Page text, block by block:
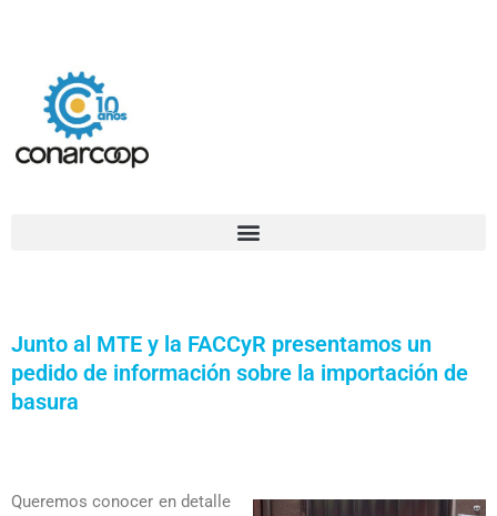
Junto al MTE y la FACCyR presentamos un
pedido de información sobre la importación de
basura
Queremos conocer en detalle